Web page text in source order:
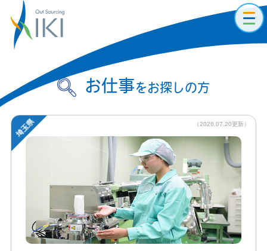
お仕事をお探しの方
（2026.07.20更新）
埼玉県